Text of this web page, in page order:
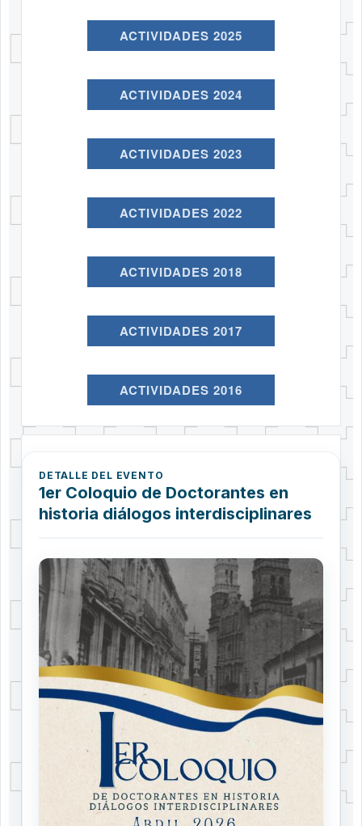
ACTIVIDADES 2025
ACTIVIDADES 2024
ACTIVIDADES 2023
ACTIVIDADES 2022
ACTIVIDADES 2018
ACTIVIDADES 2017
ACTIVIDADES 2016
DETALLE DEL EVENTO
1er Coloquio de Doctorantes en
historia diálogos interdisciplinares